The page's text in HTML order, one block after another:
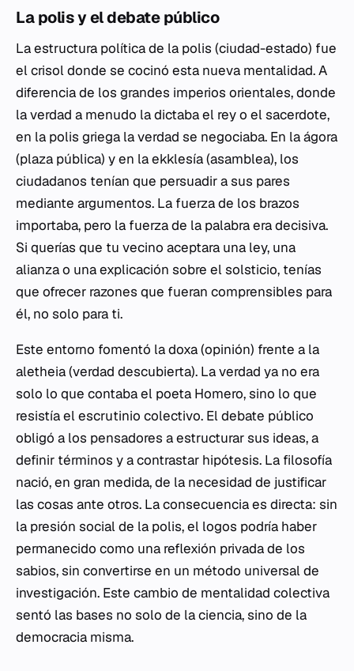
La polis y el debate público
La estructura política de la polis (ciudad-estado) fue
el crisol donde se cocinó esta nueva mentalidad. A
diferencia de los grandes imperios orientales, donde
la verdad a menudo la dictaba el rey o el sacerdote,
en la polis griega la verdad se negociaba. En laágora
(plaza pública) y en laekklesía(asamblea), los
ciudadanos tenían que persuadir a sus pares
mediante argumentos. La fuerza de los brazos
importaba, pero la fuerza de la palabra era decisiva.
Si querías que tu vecino aceptara una ley, una
alianza o una explicación sobre el solsticio, tenías
que ofrecer razones que fueran comprensibles para
él, no solo para ti.
Este entorno fomentó ladoxa(opinión) frente a la
aletheia(verdad descubierta). La verdad ya no era
solo lo que contaba el poeta Homero, sino lo que
resistía el escrutinio colectivo. El debate público
obligó a los pensadores a estructurar sus ideas, a
definir términos y a contrastar hipótesis. La filosofía
nació, en gran medida, de la necesidad de justificar
las cosas ante otros. La consecuencia es directa: sin
la presión social de la polis, el logos podría haber
permanecido como una reflexión privada de los
sabios, sin convertirse en un método universal de
investigación. Este cambio de mentalidad colectiva
sentó las bases no solo de la ciencia, sino de la
democracia misma.